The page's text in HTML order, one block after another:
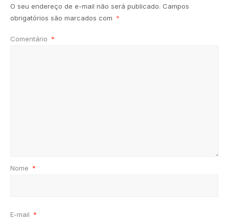
O seu endereço de e-mail não será publicado. Campos
obrigatórios são marcados com *
Comentário *
Nome *
E-mail *